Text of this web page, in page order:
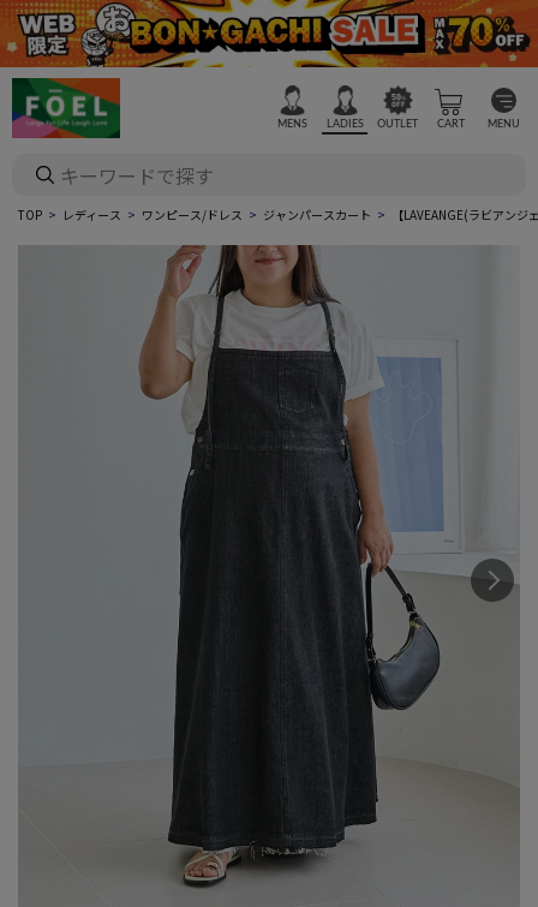
MENS LADIES OUTLET CART MENU
TOP レディース ワンピース/ドレス ジャンパースカート 【LAVEANGE(ラビアン